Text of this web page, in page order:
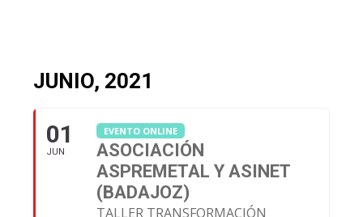
JUNIO, 2021
01
JUN
EVENTO ONLINE
ASOCIACIÓN
ASPREMETAL Y ASINET
(BADAJOZ)
TALLER TRANSFORMACIÓN